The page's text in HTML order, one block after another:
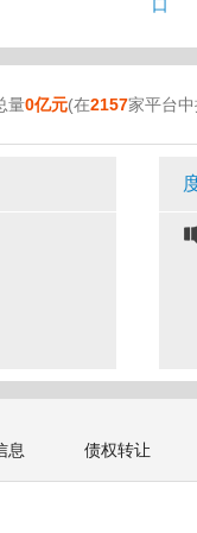
口
量0亿元(在2157家平台
息 债权转让